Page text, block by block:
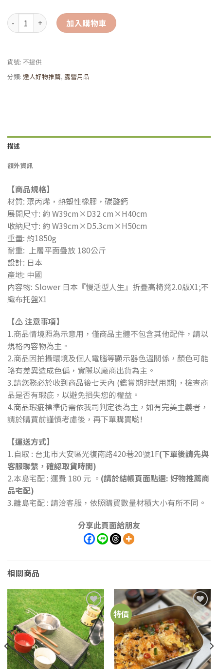
Slower 日本『慢活型人生』折疊高椅凳2.0 (經典藍/太空灰) 數量
加入購物車
貨號: 不提供
分類: 達人好物推薦, 露營用品
描述
額外資訊
【商品規格】
材質: 聚丙烯，熱塑性橡膠，碳酸鈣
展開尺寸: 約 W39cm×D32 cm×H40cm
收納尺寸: 約 W39cm×D5.3cm×H50cm
重量: 約1850g
耐重: 上層平面疊放 180公斤
設計: 日本
產地: 中國
內容物: Slower 日本『慢活型人生』折疊高椅凳2.0版X1;不
織布托盤X1
【⚠ 注意事項】
1.商品情境照為示意用，僅商品主體不包含其他配件，請以
規格內容物為主。
2.商品因拍攝環境及個人電腦等顯示器色溫關係，顏色可能
略有差異造成色偏，實際以廠商出貨為主。
3.請您務必於收到商品後七天內 (鑑賞期非試用期)，檢查商
品是否有瑕疵，以避免損失您的權益。
4.商品瑕疵標準仍需依我司判定後為主，如有完美主義者，
請於購買前謹慎考慮後，再下單購買喲!
【運送方式】
1.自取 : 台北市大安區光復南路420巷20號1F(下單後請先與
客服聯繫，確認取貨時間)
2.本島宅配 : 運費 180 元 。 (請於結帳頁面點選: 好物推薦商
品宅配)
3.離島宅配 : 請洽客服，依照購買數量材積大小有所不同。
分享此頁面給朋友
相關商品
加到
我的
最愛
清單
特價
加到
我的
最愛
清單